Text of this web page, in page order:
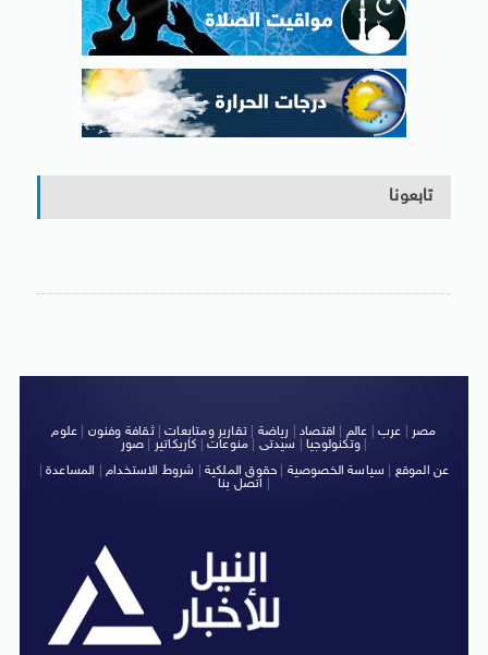
تابعونا
مصر عرب عالم اقتصاد رياضة |تقارير ومتابعات|ثقافة وفنون
علوم
وتكنولوجيا| سيدتى منوعات كاريكاتير صور
|
عن الموقع
سياسة الخصوصية حقوق الملكية شروط الاستخدام| المساعدة|
اتصل بنا